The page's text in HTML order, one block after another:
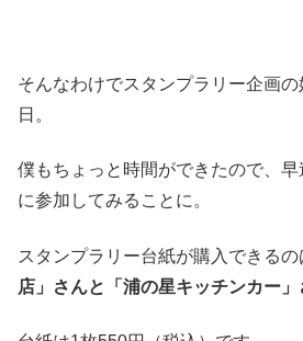
そんなわけでスタンプラリー企画
日。
僕もちょっと時間ができたので、
に参加してみることに。
スタンプラリー台紙が購入できるの
店」さんと「浦の星キッチンカー」